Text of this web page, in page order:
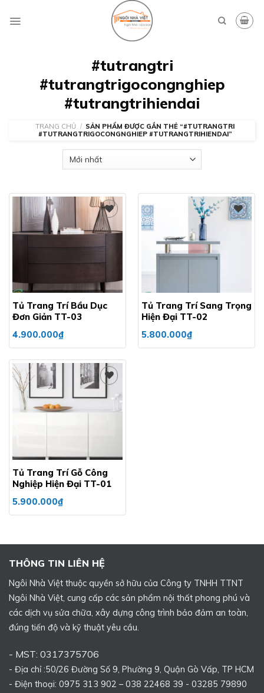
#tutrangtri
#tutrangtrigocongnghiep
#tutrangtrihiendai
TRANG CHỦ / SẢN PHẨM ĐƯỢC GẮN THẺ “#TUTRANGTRI
#TUTRANGTRIGOCONGNGHIEP #TUTRANGTRIHIENDAI”
Add to
Tủ Trang Trí Bầu Dục
Đơn Giản TT-03
4.900.000₫
Tủ Trang Trí Sang Trọng
Hiện Đại TT-02
5.800.000₫
Tủ Trang Trí Gỗ Công
Nghiệp Hiện Đại TT-01
5.900.000₫
THÔNG TIN LIÊN HỆ
Ngôi Nhà Việt thuộc quyền sở hữu của Công ty TNHH TTNT
Ngôi Nhà Việt, cung cấp các sản phẩm nội thất phong phú và
các dịch vụ sửa chữa, xây dựng công trình bảo đảm an toàn,
đúng tiến độ và kỹ thuật yêu cầu.
- MST: 0317375706
- Địa chỉ :50/26 Đường Số 9, Phường 9, Quận Gò Vấp, TP HCM
- Điện thoại: 0975 313 902 – 038 22468 39 - 03285 79890